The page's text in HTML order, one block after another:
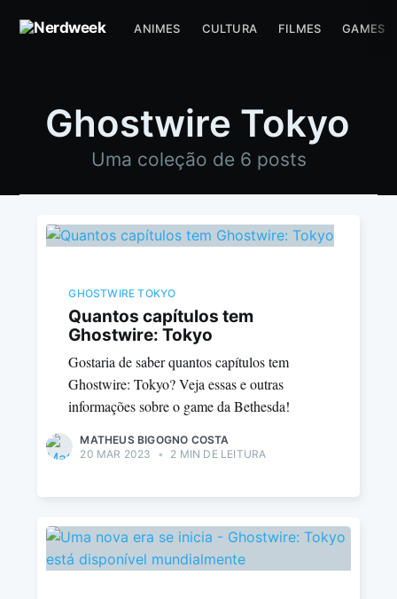
ANIMES CULTURA FILMES GAMES
Ghostwire Tokyo
Uma coleção de 6 posts
GHOSTWIRE TOKYO
Quantos capítulos tem
Ghostwire: Tokyo
Gostaria de saber quantos capítulos tem
Ghostwire: Tokyo? Veja essas e outras
informações sobre o game da Bethesda!
MATHEUS BIGOGNO COSTA
20 MAR 2023
• 2 MIN DE LEITURA